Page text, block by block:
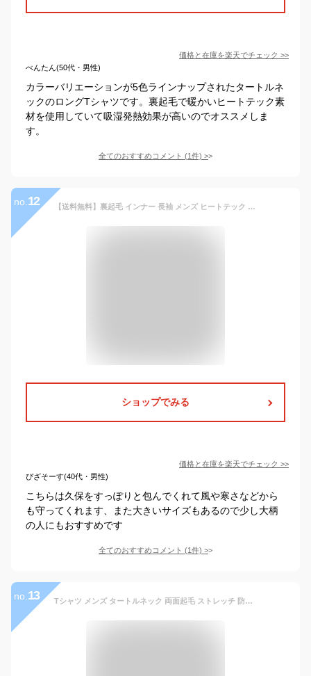
価格と在庫を楽天でチェック >>
べんたん(50代・男性)
カラーバリエーションが5色ラインナップされたタートルネ
ックのロングTシャツです。裏起毛で暖かいヒートテック素
材を使用していて吸湿発熱効果が高いのでオススメしま
す。
全てのおすすめコメント (1件) >
no. 12 【送料無料】裏起毛 インナー 長袖 メンズ ヒートテック tシャツ 肌着 ハイネック 春 秋 冬 カットソー 防寒着 タートルネック 防寒 極暖 厚手 発熱 スリム フィット 細身 ルームウェア 2L 3L 4L
ショップでみる
価格と在庫を楽天でチェック >>
ぴざそーす(40代・男性)
こちらは久保をすっぽりと包んでくれて風や寒さなどから
も守ってくれます、また大きいサイズもあるので少し大柄
の人にもおすすめです
全てのおすすめコメント (1件) >
no. 13 Tシャツ メンズ タートルネック 両面起毛 ストレッチ 防寒 冬 暖かい 秋 あったか インナー 保温 カットソー プチハイネック 長袖 微起毛 ヒートテック インナーシャツ 極暖 無地 大きいサイズ 伸縮 ヒートインナー おしゃれ 送料無料